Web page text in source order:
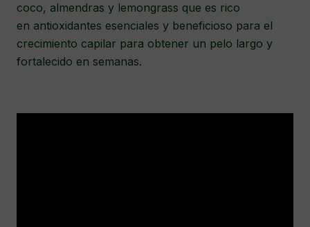
coco, almendras y lemongrass que es rico
en antioxidantes esenciales y beneficioso para el
crecimiento capilar para obtener un pelo largo y
fortalecido en semanas.